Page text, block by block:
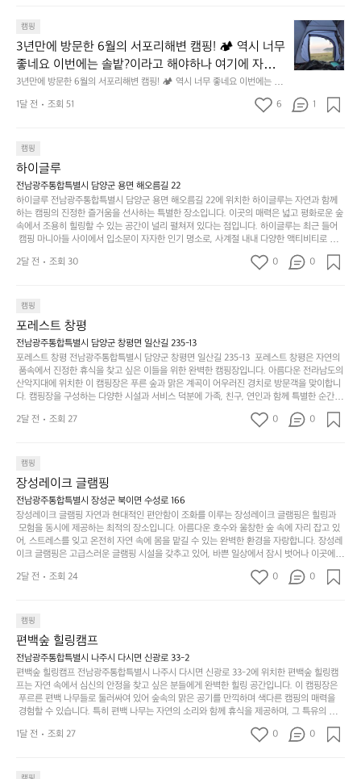
구
나
잠
에
기
까
이
걸
리
는
순
다.
그
럴
때
는
차
을
가
려
보
세
요.
튼
을
조
용
히
지
의
초
기
품
갑’입
니
다.
일
상
에
고
다
니
고
싶
어
는
크
기,
무
게,
이
의
아
주
미
용
할
수
있
록.
분
하
고,
단
순
하
하
지
않
은
디
자
웃
도
어
의
경
럽
게
이
어
주
캠핑
3년만에 방문한 6월의 서포리해변 캠핑! 🏕 역시 너무
좋네요 이번에는 솔밭?이라고 해야하나 여기에 자리를
잡았는데 정말 시원하고 경치도 좋네요  서해치고 물도
맑은편, 아이들도 놀기 좋고 1박 2일은 넘 짧게 느껴지
네요  .1박 1동 1만원 (수금은 7시쯤, 동네에서 관리) .수
바로 화장실있음 .5분거리 cu .2분거리 음식점  항구에
서부터 해변까지 버스도 다니네요 ㅎㅎㅎ 아이들 엄청
좋아하네요 점심쯤도착해서 철수할때까지 물놀이 3
타임이나 했네요 ⛱️
3년만에 방문한 6월의 서포리해변 캠핑! 🏕 역시 너무 좋네요 이번에는 솔
밭?이라고 해야하나 여기에 자리를 잡았는데 정말 시원하고 경치도 좋네요
서해치고 물도 맑은편, 아이들도 놀기 좋고 1박 2일은 넘 짧게 느껴지네요  .
항구에서부터 해변까지 버스도 다니네요 ㅎㅎㅎ 아이들 엄청 좋아하네요 점
심쯤도착해서 철수할때까지 물놀이 3타임이나 했네요 ⛱️
년
만
에
문
포
리
해
변
캠
핑!
무
좋
네
요
이
이
라
고
해
야
하
리
를
잡
았
는
1달 전 조회 51 6 1
캠핑
하이글루
전남광주통합특별시 담양군 용면 해오름길 22
하이글루 전남광주통합특별시 담양군 용면 해오름길 22에 위치한 하이글루는 자연과 함께
하는 캠핑의 진정한 즐거움을 선사하는 특별한 장소입니다. 이곳의 매력은 넓고 평화로운 숲
속에서 조용히 힐링할 수 있는 공간이 널리 펼쳐져 있다는 점입니다. 하이글루는 최근 들어
캠핑 마니아들 사이에서 입소문이 자자한 인기 명소로, 사계절 내내 다양한 액티비티로 방
문객들을 맞이합니다. 특히, 하이글루의 독특한 시설인 글램핑 텐트는 고객들에게 아늑한 잠
자리를 제공하며, 캠핑의 매력을 한층 더해 줍니다. 밖에서는 자연의 소리를 들으며, 내부에
함께 좋은 시간을 보낼 수 있다는 것입니다. 또한, 하이글루 인근에는 다양한 트레킹 코스와
자전거 도로가 있어 아웃도어 활동을 좋아하는 이들에게 더욱 참조할 만한 장소가 됩니다.
담양의 아름다운 자연과 함께, 건강한 레저 활동을 즐기며 행복한 캠핑 경험을 쌓으실 수 있
습니다. 하이글루에서 특별한 순간을 만끽해보세요. 따뜻한 햇살과 함께하는 아침, 상징적인
담양의 죽녹원과 함께 어우러진 저녁, 그리고 고요한 밤하늘 아래에서 별을 바라보며 나누는
이야기들은 여러분의 캠핑 여행을 더욱 특별하게 만들어 줄 것입니다.  인기 정도: ★★★★
★
2달 전 조회 30 0 0
캠핑
포레스트 창평
전남광주통합특별시 담양군 창평면 일산길 235-13
포레스트 창평 전남광주통합특별시 담양군 창평면 일산길 235-13  포레스트 창평은 자연의
품속에서 진정한 휴식을 찾고 싶은 이들을 위한 완벽한 캠핑장입니다. 아름다운 전라남도의
산악지대에 위치한 이 캠핑장은 푸른 숲과 맑은 계곡이 어우러진 경치로 방문객을 맞이합니
다. 캠핑장을 구성하는 다양한 시설과 서비스 덕분에 가족, 친구, 연인과 함께 특별한 순간을
만들어갈 수 있는 최적의 공간이 됩니다.  포레스트 창평은 주말마다 직접 재배한 신선한 농
산물을 제공하는 캠핑장으로, 현지에서만 느낄 수 있는 자연의 맛을 경험할 수 있습니다. 또
으며 깊은 숙면을 취할 수 있는 기회를 제공합니다.  이곳은 자연과의 완벽한 조화를 이루며,
다채로운 야외 활동을 제공합니다. 특히 어린이들은 안전하게 놀 수 있는 놀이시설이 마련
되어 있어 부모님들과 함께 즐거운 시간을 보낼 수 있습니다. 주변의 다양한 관광지와 먹거
리를 탐험하는 재미도 포레스트 창평의 매력 중 하나입니다.  또한, 캠핑장을 방문한 후 지속
적으로 재방문하는 이들이 많아 인기가 날로 상승하고 있습니다. 포레스트 창평은 단순한 캠
핑 그 이상을 제공하며, 자연을 사랑하는 모든 이들에게 꼭 한번 경험해봐야 할 장소로 자리
잡았습니다.  인기 정도: ★★★★★
2달 전 조회 27 0 0
캠핑
장성레이크 글램핑
전남광주통합특별시 장성군 북이면 수성로 166
장성레이크 글램핑 자연과 현대적인 편안함이 조화를 이루는 장성레이크 글램핑은 힐링과
모험을 동시에 제공하는 최적의 장소입니다. 아름다운 호수와 울창한 숲 속에 자리 잡고 있
어, 스트레스를 잊고 온전히 자연 속에 몸을 맡길 수 있는 완벽한 환경을 자랑합니다. 장성레
이크 글램핑은 고급스러운 글램핑 시설을 갖추고 있어, 바쁜 일상에서 잠시 벗어나 이곳에
오면 사치스러운 휴식이 가능해집니다. 독립된 텐트에서 제공되는 특별한 불멍 공간은 소중
한 사람과 함께 따뜻한 이야기를 나눌 수 있는 소중한 시간을 만들어 줍니다. 또한, 주변의 자
을 창출하는 시간이 될 것입니다. 특히 식사를 좋아하는 분들에게는 매주 특별한 바비큐 파
티와 지역에서 나는 신선한 재료로 만든 다양한 요리를 제공하여 미각을 만족시켜 줍니다.
장성레이크 글램핑은 그 아름다운 경관과 최고 품질의 시설 덕분에 최근 몇 년 사이에 특히
주목받고 있는 캠핑장 중 하나입니다. 주말이면 방문객이 가득해 예약이 빠르게 차는 만큼
미리 일정을 계획하시는 것이 좋습니다. 나만의 프라이빗한 공간에서 가족 및 사랑하는 사
람들과 함께하세요. 당신의 대자연 속 힐링을 기다리는 장성레이크 글램핑은 언젠가 반드시
방문해봐야 할 명소로 자리매김하였습니다. 인기 정도: ★★★★★
2달 전 조회 24 0 0
캠핑
편백숲 힐링캠프
전남광주통합특별시 나주시 다시면 신광로 33-2
편백숲 힐링캠프 전남광주통합특별시 나주시 다시면 신광로 33-2에 위치한 편백숲 힐링캠
프는 자연 속에서 심신의 안정을 찾고 싶은 분들에게 완벽한 힐링 공간입니다. 이 캠핑장은
푸르른 편백 나무들로 둘러싸여 있어 숲속의 맑은 공기를 만끽하며 색다른 캠핑의 매력을
경험할 수 있습니다. 특히 편백 나무는 자연의 소리와 함께 휴식을 제공하며, 그 특유의 아로
마향이 심리적 안정감을 가져다줍니다. 이곳에서 아침 햇살을 맞으며 조용한 숲속에서의 커
피 한 잔은 그 어떤 도시의 카페에서 느끼기 힘든 특별함을 선사합니다. 편백숲 힐링캠프는
즐길 수 있는 기회도 많은데, 자전거를 타거나 숲속을 거닐며 다양한 생태계를 체험해보는
1달 전 조회 27 0 0